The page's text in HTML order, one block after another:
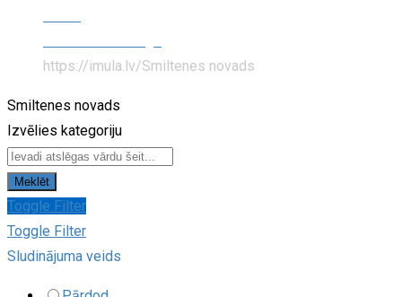
https://imula.lv/Smiltenes novads
Smiltenes novads
Izvēlies kategoriju
Meklēt
Toggle Filter
Toggle Filter
Sludinājuma veids